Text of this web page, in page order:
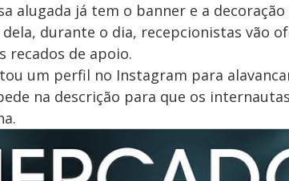
alugada já tem o banner e a
durante o dia, recepcionistas vão
recados de apoio.
um perfil no Instagram para
na descrição para que os